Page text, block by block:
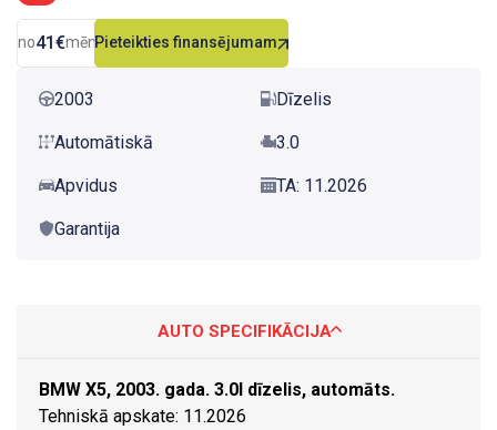
no41€mēn.Pieteikties finansējumam
2003 Dīzelis
Automātiskā 3.0
Apvidus TA: 11.2026
Garantija
AUTO SPECIFIKĀCIJA
BMW X5, 2003. gada. 3.0l dīzelis, automāts.
Tehniskā apskate: 11.2026